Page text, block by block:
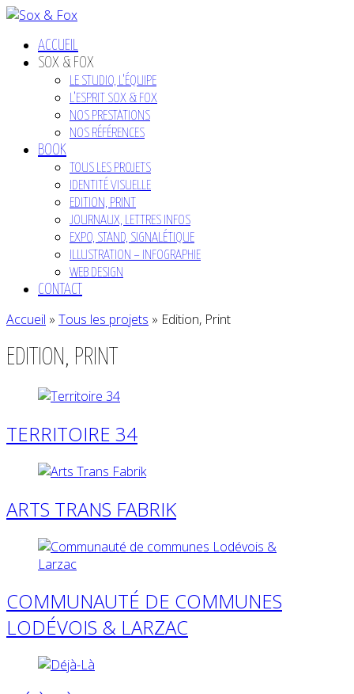
ACCUEIL
SOX & FOX
LE STUDIO, L’ÉQUIPE
L’ESPRIT SOX & FOX
NOS PRESTATIONS
NOS RÉFÉRENCES
BOOK
TOUS LES PROJETS
IDENTITÉ VISUELLE
EDITION, PRINT
JOURNAUX, LETTRES INFOS
EXPO, STAND, SIGNALÉTIQUE
ILLUSTRATION – INFOGRAPHIE
WEB DESIGN
CONTACT
Accueil » Tous les projets » Edition, Print
EDITION, PRINT
TERRITOIRE 34
ARTS TRANS FABRIK
COMMUNAUTÉ DE COMMUNES
LODÉVOIS & LARZAC